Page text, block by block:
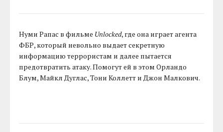
Нуми Рапас в фильме Unlocked, где она играет агента
ФБР, который невольно выдает секретную
информацию террористам и далее пытается
предотвратить атаку. Помогут ей в этом Орландо
Блум, Майкл Дуглас, Тони Коллетт и Джон Малкович.